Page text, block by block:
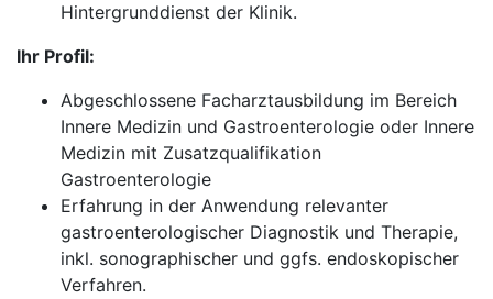
Hintergrunddienst der Klinik.
Ihr Profil:
Abgeschlossene Facharztausbildung im Bereich
Innere Medizin und Gastroenterologie oder Innere
Medizin mit Zusatzqualifikation
Gastroenterologie
Erfahrung in der Anwendung relevanter
gastroenterologischer Diagnostik und Therapie,
inkl. sonographischer und ggfs. endoskopischer
Verfahren.